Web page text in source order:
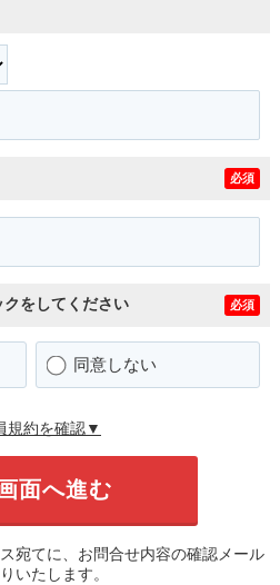
必須
をしてください 必須
同意しない
規約を確認▼
宛てに、お問合せ内容の確認メール
いたします。